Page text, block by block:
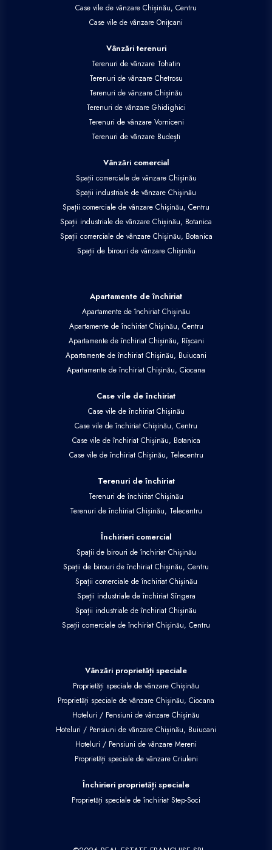
Case vile de vânzare Chișinău, Centru
Case vile de vânzare Onițcani
Vânzări terenuri
Terenuri de vânzare Tohatin
Terenuri de vânzare Chetrosu
Terenuri de vânzare Chișinău
Terenuri de vânzare Ghidighici
Terenuri de vânzare Vorniceni
Terenuri de vânzare Budești
Vânzări comercial
Spații comerciale de vânzare Chișinău
Spații industriale de vânzare Chișinău
Spații comerciale de vânzare Chișinău, Centru
Spații industriale de vânzare Chișinău, Botanica
Spații comerciale de vânzare Chișinău, Botanica
Spații de birouri de vânzare Chișinău
Apartamente de închiriat
Apartamente de închiriat Chișinău
Apartamente de închiriat Chișinău, Centru
Apartamente de închiriat Chișinău, Rîșcani
Apartamente de închiriat Chișinău, Buiucani
Apartamente de închiriat Chișinău, Ciocana
Case vile de închiriat
Case vile de închiriat Chișinău
Case vile de închiriat Chișinău, Centru
Case vile de închiriat Chișinău, Botanica
Case vile de închiriat Chișinău, Telecentru
Terenuri de închiriat
Terenuri de închiriat Chișinău
Terenuri de închiriat Chișinău, Telecentru
Închirieri comercial
Spații de birouri de închiriat Chișinău
Spații de birouri de închiriat Chișinău, Centru
Spații comerciale de închiriat Chișinău
Spații industriale de închiriat Sîngera
Spații industriale de închiriat Chișinău
Spații comerciale de închiriat Chișinău, Centru
Vânzări proprietăți speciale
Proprietăți speciale de vânzare Chișinău
Proprietăți speciale de vânzare Chișinău, Ciocana
Hoteluri / Pensiuni de vânzare Chișinău
Hoteluri / Pensiuni de vânzare Chișinău, Buiucani
Hoteluri / Pensiuni de vânzare Mereni
Proprietăți speciale de vânzare Criuleni
Închirieri proprietăți speciale
Proprietăți speciale de închiriat Step-Soci